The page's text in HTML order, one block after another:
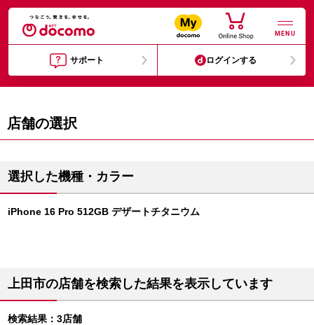
MENU
サポート ログインする
店舗の選択
選択した機種・カラー
iPhone 16 Pro 512GB デザートチタニウム
上田市の店舗を検索した結果を表示しています
検索結果：3店舗